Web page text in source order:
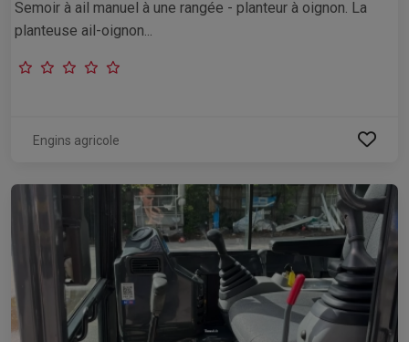
Semoir à ail manuel à une rangée - planteur à oignon. La
planteuse ail-oignon...
Engins agricole